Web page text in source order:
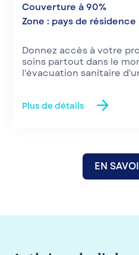
Couverture à 90%
Zone : pays de résidence
Donnez accès à votre
soins partout dans le
l'évacuation sanitaire
Plus de détails arrow_forward
EN